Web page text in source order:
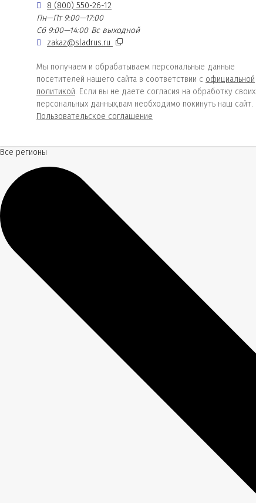
8 (800) 550-26-12
Пн—Пт 9:00—17:00
Сб 9:00—14:00 Вс выходной
zakaz@sladrus.ru
Мы получаем и обрабатываем персональные данные
посетителей нашего сайта в соответствии с официальной
политикой. Если вы не даете согласия на обработку своих
персональных данных,вам необходимо покинуть наш сайт.
Пользовательское соглашение
Все регионы